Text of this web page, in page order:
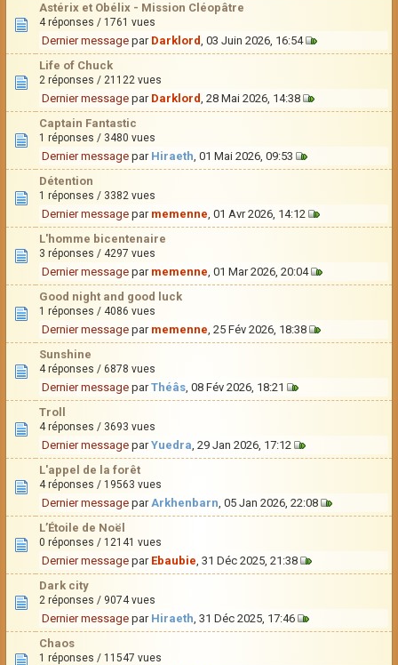
Astérix et Obélix - Mission Cléopâtre
4 réponses / 1761 vues
Dernier message par Darklord, 03 Juin 2026, 16:54
Life of Chuck
2 réponses / 21122 vues
Dernier message par Darklord, 28 Mai 2026, 14:38
Captain Fantastic
1 réponses / 3480 vues
Dernier message par Hiraeth, 01 Mai 2026, 09:53
Détention
1 réponses / 3382 vues
Dernier message par memenne, 01 Avr 2026, 14:12
L'homme bicentenaire
3 réponses / 4297 vues
Dernier message par memenne, 01 Mar 2026, 20:04
Good night and good luck
1 réponses / 4086 vues
Dernier message par memenne, 25 Fév 2026, 18:38
Sunshine
4 réponses / 6878 vues
Dernier message parThéâs, 08 Fév 2026, 18:21
Troll
4 réponses / 3693 vues
Dernier message parYuedra, 29 Jan 2026, 17:12
L'appel de la forêt
4 réponses / 19563 vues
Dernier message parArkhenbarn, 05 Jan 2026, 22:08
L’Étoile de Noël
0 réponses / 12141 vues
Dernier message par Ebaubie, 31 Déc 2025, 21:38
Dark city
2 réponses / 9074 vues
Dernier message par Hiraeth, 31 Déc 2025, 17:46
Chaos
1 réponses / 11547 vues